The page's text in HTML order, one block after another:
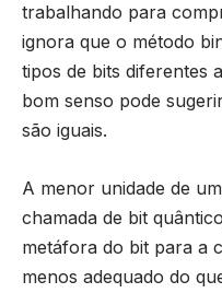
trabalhando para
ignora que o método
tipos de bits diferentes
bom senso pode
são iguais.
A menor unidade de
chamada de bit
metáfora do bit para a
menos adequado do